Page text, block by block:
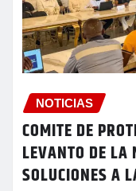
NOTICIAS
COMITE DE
LEVANTO DE
SOLUCIONES A